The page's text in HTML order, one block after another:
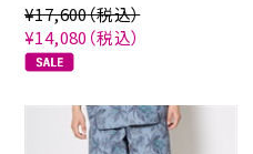
¥17,600（税込）
¥14,080 （税込）